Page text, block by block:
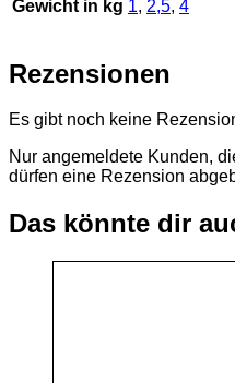
Gewicht in kg 1, 2,5, 4
Rezensionen
Es gibt noch keine
Nur angemeldete Kunden,
dürfen eine Rezension
Das könnte dir